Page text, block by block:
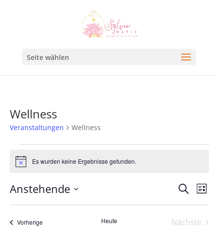
Seite wählen
Wellness
Veranstaltungen Wellness
HinweisEs wurden keine Ergebnisse gefunden.
Suche
und
SucheListe
Anstehende
Datum
wählen.
VorherigeVeranstaltungen Heute
Nächste